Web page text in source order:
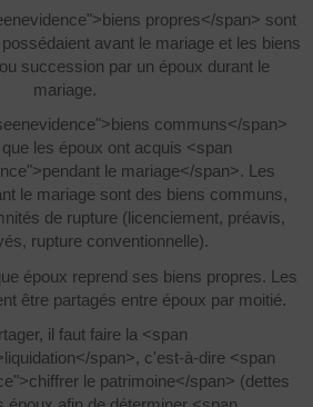
propres</span> sont
avant le mariage et les biens
succession par un époux durant le
mariage.
communs</span>
les époux ont acquis <span
le mariage</span>. Les
le mariage sont des biens communs,
de rupture (licenciement, préavis,
rupture conventionnelle).
époux reprend ses biens propres. Les
être partagés entre époux par moitié.
il faut faire la <span
span>, c'est-à-dire <span
le patrimoine</span> (dettes